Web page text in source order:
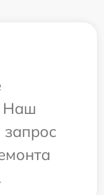
Наш